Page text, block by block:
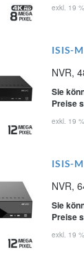
exkl. 19
ISIS-
NVR,
Sie
Preise
exkl. 19
ISIS-
NVR,
Sie
Preise
exkl. 19